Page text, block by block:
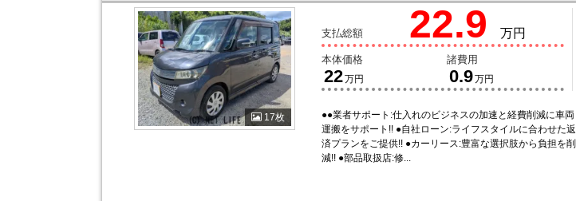
17枚
支払総額 22.9 万円
本体価格
22万円
諸費用
0.9万円
●●業者サポート:仕入れのビジネスの加速と経費削減に車両
運搬をサポート!! ●自社ローン:ライフスタイルに合わせた返
済プランをご提供!! ●カーリース:豊富な選択肢から負担を削
減!! ●部品取扱店:修...